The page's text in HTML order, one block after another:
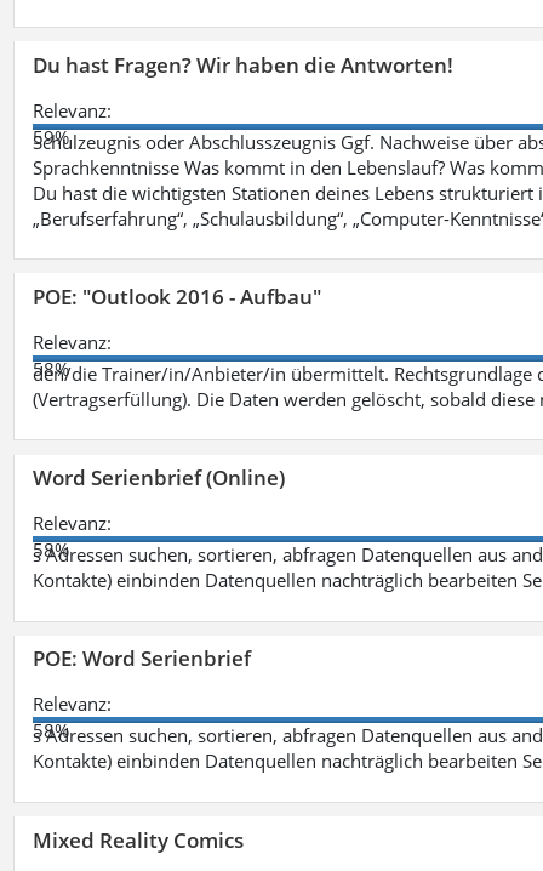
Du hast Fragen? Wir haben die Antworten!
Relevanz:
59%
Schulzeugnis oder Abschlusszeugnis Ggf. Nachweise über
Sprachkenntnisse Was kommt in den Lebenslauf? Was
Du hast die wichtigsten Stationen deines Lebens strukturiert
„Berufserfahrung“, „Schulausbildung“, „Computer-
POE: "Outlook 2016 - Aufbau"
Relevanz:
58%
den/die Trainer/in/Anbieter/in übermittelt. Rechtsgrundlage
(Vertragserfüllung). Die Daten werden gelöscht, sobald
Word Serienbrief (Online)
Relevanz:
58%
s Adressen suchen, sortieren, abfragen Datenquellen aus
Kontakte) einbinden Datenquellen nachträglich bearbeiten
POE: Word Serienbrief
Relevanz:
58%
s Adressen suchen, sortieren, abfragen Datenquellen aus
Kontakte) einbinden Datenquellen nachträglich bearbeiten
Mixed Reality Comics